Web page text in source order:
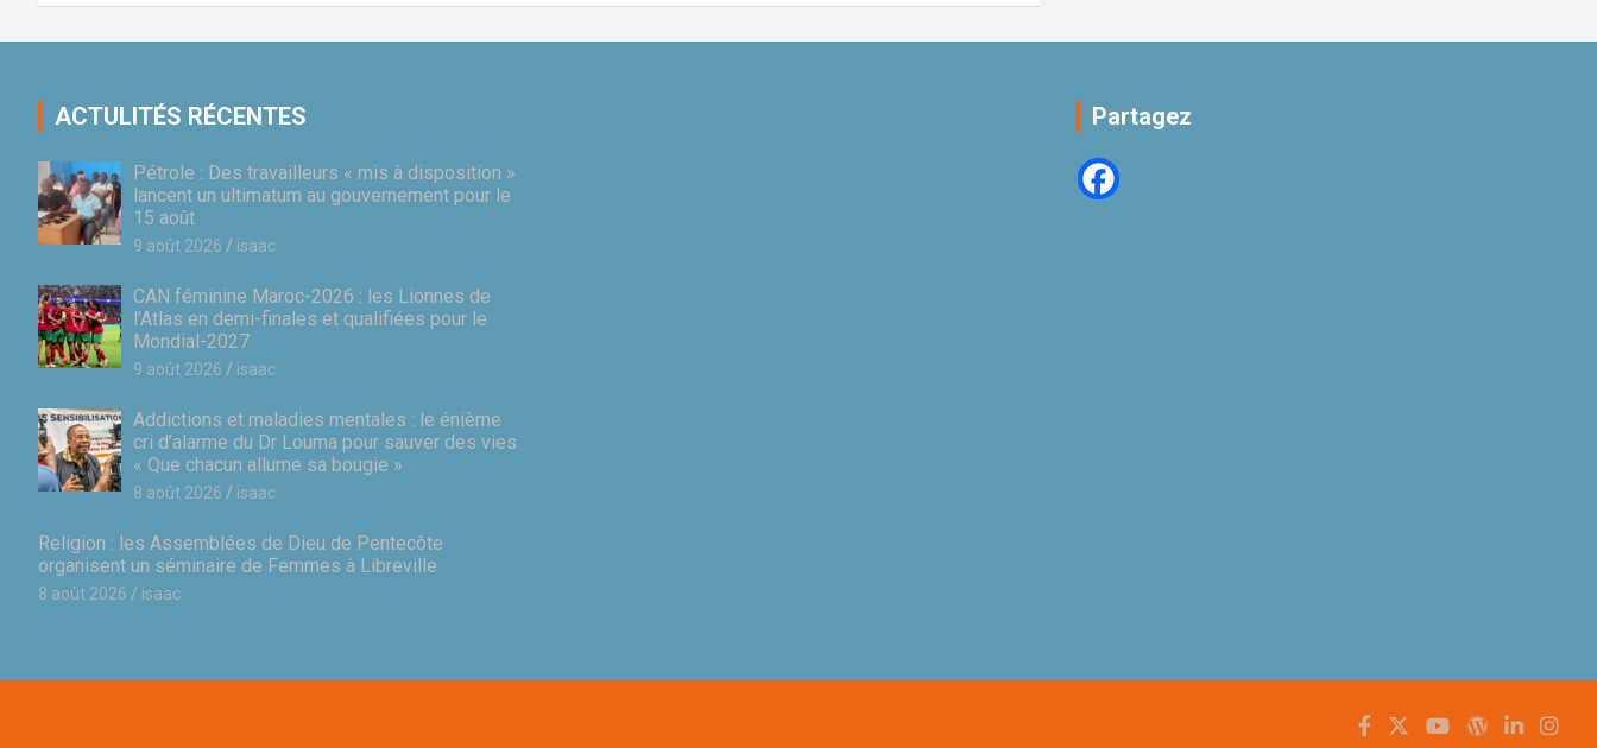
ACTULITÉS RÉCENTES
Pétrole : Des travailleurs « mis à disposition »
lancent un ultimatum au gouvernement pour le
15 août
9 août 2026 isaac
CAN féminine Maroc-2026 : les Lionnes de
l’Atlas en demi-finales et qualifiées pour le
Mondial-2027
9 août 2026 isaac
Addictions et maladies mentales : le énième
cri d’alarme du Dr Louma pour sauver des vies
« Que chacun allume sa bougie »
8 août 2026 isaac
Religion : les Assemblées de Dieu de Pentecôte
organisent un séminaire de Femmes à Libreville
8 août 2026 isaac
Partagez